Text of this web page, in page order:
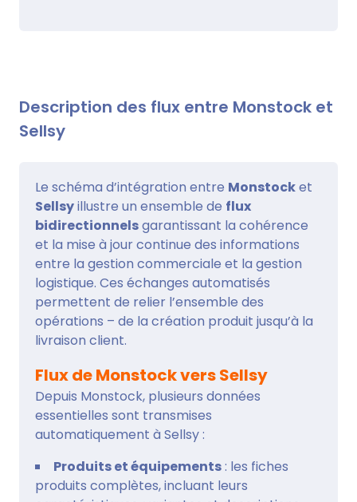
Description des flux entre Monstock et
Sellsy
Le schéma d’intégration entre Monstocket
Sellsyillustre un ensemble de flux
bidirectionnelsgarantissant la cohérence
et la mise à jour continue des informations
entre la gestion commerciale et la gestion
logistique. Ces échanges automatisés
permettent de relier l’ensemble des
opérations – de la création produit jusqu’à la
livraison client.
Flux de Monstock vers Sellsy
Depuis Monstock, plusieurs données
essentielles sont transmises
automatiquement à Sellsy :
Produits et équipements: les fiches
produits complètes, incluant leurs